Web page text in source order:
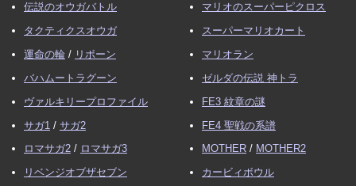
伝説のオウガバトル
タクティクスオウガ
運命の輪 / リボーン
バハムートラグーン
ヴァルキリープロファイル
サガ1 / サガ2
ロマサガ2 / ロマサガ3
リベンジオブザセブン
マリオのスーパーピクロス
スーパーマリオカート
マリオラン
ゼルダの伝説 神トラ
FE3 紋章の謎
FE4 聖戦の系譜
MOTHER / MOTHER2
カービィボウル